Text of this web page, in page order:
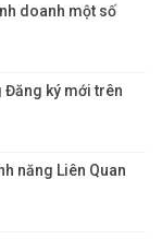
doanh một số
Đăng ký mới trên
năng Liên Quan